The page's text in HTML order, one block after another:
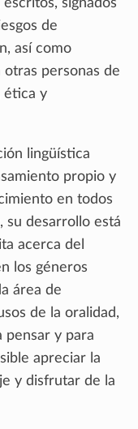
signados
de
así como
personas de
ética y
lingüística
propio y
en todos
su desarrollo está
acerca del
los géneros
área de
de la oralidad,
pensar y para
apreciar la
y disfrutar de la